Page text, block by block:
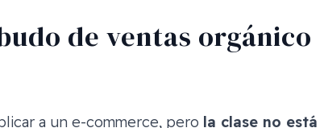
de ventas orgánico
a un e-commerce, pero la clase no está